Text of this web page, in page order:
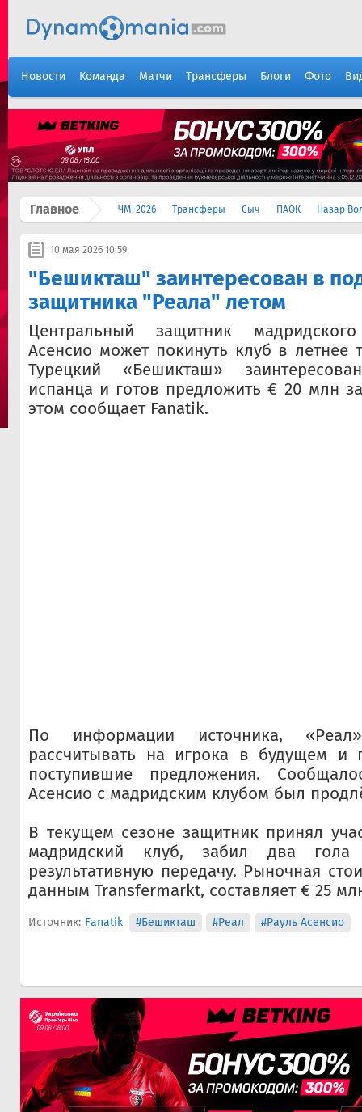
Новости Команда Матчи Трансферы Блоги Фото
Главное ЧМ-2026 Трансферы Сыч ПАОК Назар
10 мая 2026 10:59
"Бешикташ" заинтересован в
защитника "Реала" летом
Центральный защитник
Асенсио может покинуть клуб в летнее
Турецкий «Бешикташ»
испанца и готов предложить € 20 млн
этом сообщает Fanatik.
По информации источника,
рассчитывать на игрока в будущем и
поступившие предложения.
Асенсио с мадридским клубом был
В текущем сезоне защитник принял
мадридский клуб, забил два
результативную передачу. Рыночная
данным Transfermarkt, составляет € 25
Источник: Fanatik #Бешикташ #Реал #Рауль Асенсио